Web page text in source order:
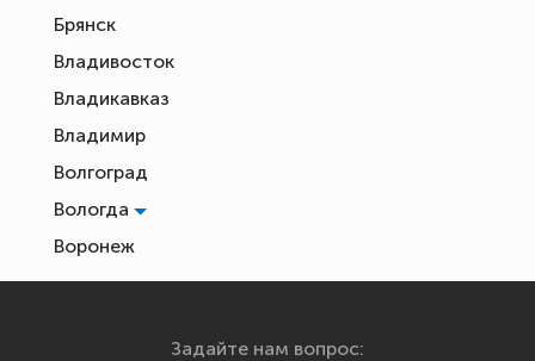
Брянск
Владивосток
Владикавказ
Владимир
Волгоград
Вологда
Воронеж
Екатеринбург
Задайте нам вопрос: